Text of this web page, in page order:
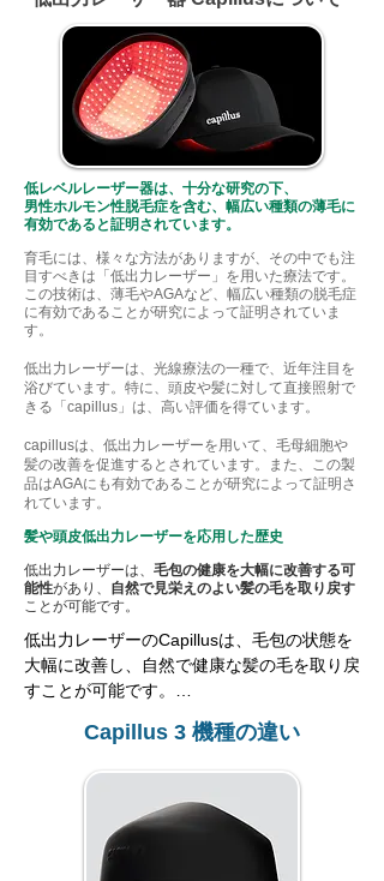
低レベルレーザー器は、十分な研究の下、
男性ホルモン性脱毛症を含む、幅広い種類の薄毛に
有効であると証明されています。
育毛には、様々な方法がありますが、その中でも注
目すべきは「低出力レーザー」を用いた療法です。
この技術は、薄毛やAGAなど、幅広い種類の脱毛症
に有効であることが研究によって証明されていま
す。
低出力レーザーは、光線療法の一種で、近年注目を
浴びています。特に、頭皮や髪に対して直接照射で
きる「capillus」は、高い評価を得ています。
capillusは、低出力レーザーを用いて、毛母細胞や
髪の改善を促進するとされています。また、この製
品はAGAにも有効であることが研究によって証明さ
れています。
髪や頭皮低出力レーザーを応用した歴史
低出力レーザーは、 毛包の健康を大幅に改善する可
能性があり、 自然で見栄えのよい髪の毛を取り戻す
ことが可能です。
低出力レーザーのCapillusは、毛包の状態を
大幅に改善し、自然で健康な髪の毛を取り戻
すことが可能です。
低出力レーザーの発見は偶然の産物であり、
1967年に低出力レーザーを照射することで
マウスの脱毛部分の毛の成長が早まることを
発見しました。2007年には、男性型脱毛に
対してレーザーコーム型の低出力レーザー装
Capillus 3 機種の違い